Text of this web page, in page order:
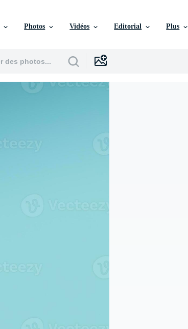
Photos Vidéos Editorial Plus